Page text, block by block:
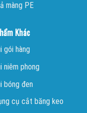
màng PE
Khác
gói hàng
niêm phong
bóng đen
cụ cắt băng keo